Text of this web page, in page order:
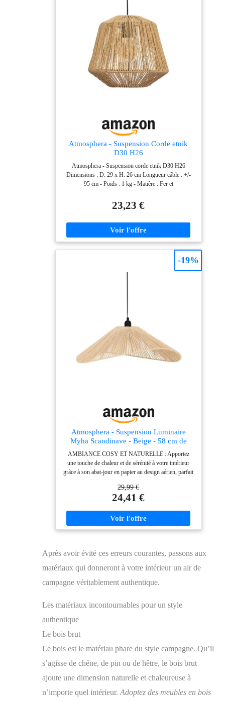
incluse) créant l'ambiance lumineuse souhaitée.
ATMOSPHERA, CRÉATEUR D'INTÉRIEUR :
Convaincue que la décoration transforme le quotidien,
la marque propose des meubles tendance et des objets
déco accessibles, pour que votre intérieur prenne toute
sa valeur !
Atmosphera - Suspension Corde etnik
D30 H26
Atmosphera - Suspension corde etnik D30 H26
Dimensions : D. 29 x H. 26 cm Longueur câble : +/-
95 cm - Poids : 1 kg - Matière : Fer et
23,23 €
Atmosphera - Suspension Luminaire
Myha Scandinave - Beige - 58 cm de
Diamètre - Effet Papier Tressé, Hauteur
Réglable - Pour Salon, Chambre
AMBIANCE COSY ET NATURELLE : Apportez
une touche de chaleur et de sérénité à votre intérieur
grâce à son abat-jour en papier au design aérien, parfait
FACILEMENT AJUSTABLE : Adaptez parfaitement
la suspension à la configuration de votre pièce, au-
câble réglable. LÉGÈRE ET FACILE À INSTALLER
: Sa conception alliant une structure en métal et un
FORMAT GÉNÉREUX POUR VOS PIÈCES DE
devient un élément central qui habille l'espace de votre
salon ou de votre salle à manger. ATMOSPHERA,
des meubles tendance et des objets déco accessibles,
29,99 €
24,41 €
-19%
Après avoir évité ces erreurs courantes, passons aux
matériaux qui donneront à votre intérieur un air de
campagne véritablement authentique.
Les matériaux incontournables pour un style
authentique
Le bois brut
Le bois est le matériau phare du style campagne. Qu’il
s’agisse de chêne, de pin ou de hêtre, le bois brut
ajoute une dimension naturelle et chaleureuse à
n’importe quel intérieur. Adoptez des meubles en bois